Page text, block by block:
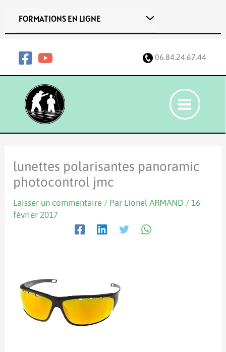
FORMATIONS EN LIGNE
06.84.24.67.44
lunettes polarisantes panoramic
photocontrol jmc
Laisser un commentaire / Par Lionel ARMAND /16
février 2017